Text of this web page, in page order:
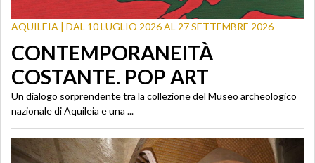
AQUILEIA | DAL 10 LUGLIO 2026 AL 27 SETTEMBRE 2026
CONTEMPORANEITÀ
COSTANTE. POP ART
Un dialogo sorprendente tra la collezione del Museo archeologico
nazionale di Aquileia e una ...